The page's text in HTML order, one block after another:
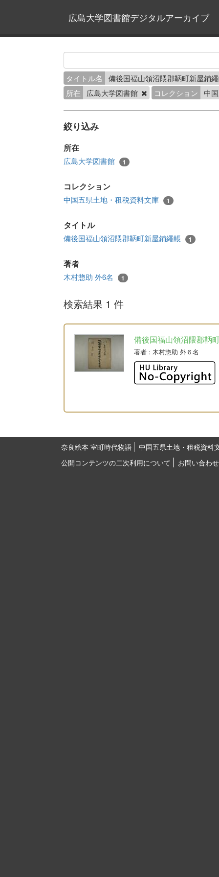
広島大学図書館デジタルアーカイブ
タイトル名
備後国福山領沼隈郡鞆町新屋鋪
所在
広島大学図書館 コレクション 中
絞り込み
所在
広島大学図書館 1
コレクション
中国五県土地・租税資料文庫 1
タイトル
備後国福山領沼隈郡鞆町新屋鋪繩帳 1
著者
木村惣助 外6名 1
検索結果 1 件
備後国福山領沼隈郡鞆
著者 : 木村惣助 外６名
奈良絵本 室町時代物語
中国五県土地・租税資料
公開コンテンツの二次利用について
お問い合わせ